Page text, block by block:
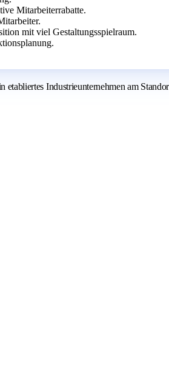
Mitarbeiterrabatte.
mit viel Gestaltungsspielraum.
Industrieunternehmen am